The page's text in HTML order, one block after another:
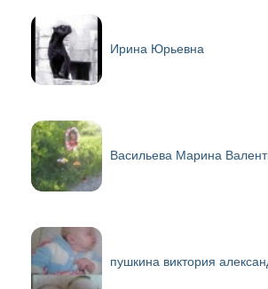
Ирина Юрьевна
Васильева Марина
пушкина виктория